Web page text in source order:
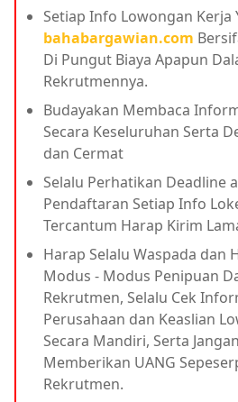
Setiap Info Lowongan Kerja
bahabargawian.com
Di Pungut Biaya Apapun
Rekrutmennya.
Budayakan Membaca
Secara Keseluruhan Serta
dan Cermat
Selalu Perhatikan Deadline
Pendaftaran Setiap Info
Tercantum Harap Kirim
Harap Selalu Waspada dan
Modus - Modus Penipuan
Rekrutmen, Selalu Cek
Perusahaan dan Keaslian
Secara Mandiri, Serta
Memberikan UANG
Rekrutmen.